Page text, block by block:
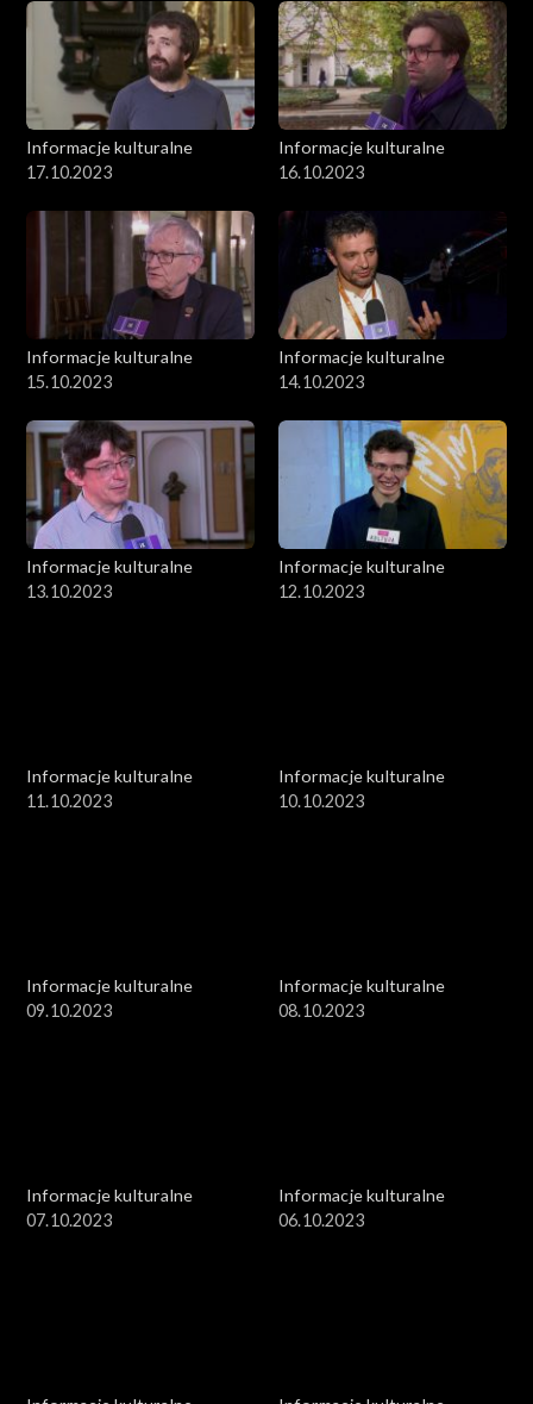
Informacje kulturalne
17.10.2023
Informacje kulturalne
16.10.2023
Informacje kulturalne
15.10.2023
Informacje kulturalne
14.10.2023
Informacje kulturalne
13.10.2023
Informacje kulturalne
12.10.2023
Informacje kulturalne
11.10.2023
Informacje kulturalne
10.10.2023
Informacje kulturalne
09.10.2023
Informacje kulturalne
08.10.2023
Informacje kulturalne
07.10.2023
Informacje kulturalne
06.10.2023